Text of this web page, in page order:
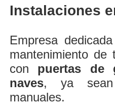
Instalaciones
Empresa
mantenimiento de
con puertas de
naves, ya
manuales.